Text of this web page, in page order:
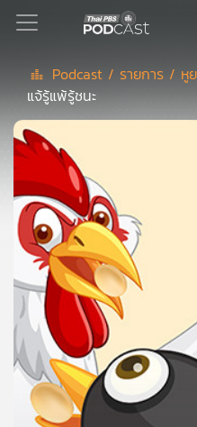
Podcast
เพล
ย์
ลิ
สต์
แนะนำ
เพล
ลิ
สต์
ของ
คุณ
Podcast / รายการ / หู
แจ้รู้แพ้รู้ชนะ